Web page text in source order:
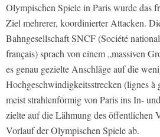
Olympischen Spiele in Paris wurde das
Ziel mehrerer, koordinierter Attacken.
Bahngesellschaft SNCF (Société
français) sprach von einem „massiven
es genau gezielte Anschläge auf die
Hochgeschwindigkeitsstrecken (lignes
meist strahlenförmig von Paris ins In-
zielte auf die Lähmung des öffentlichen
Vorlauf der Olympischen Spiele ab.